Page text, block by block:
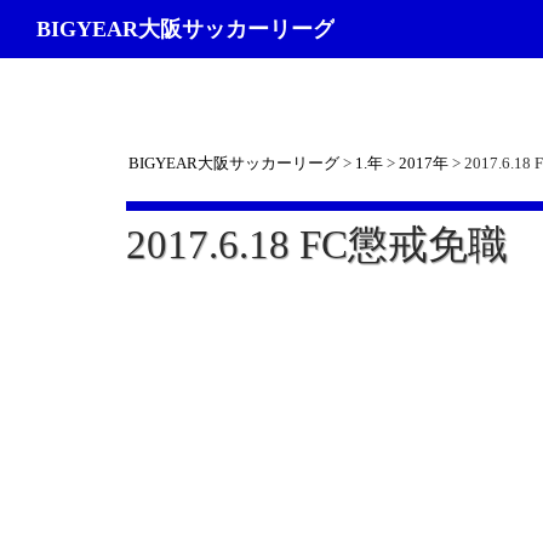
BIGYEAR大阪サッカーリーグ
BIGYEAR大阪サッカーリーグ> 1.年> 2017年> 2017.6.18
2017.6.18 FC懲戒免職